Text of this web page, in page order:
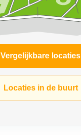
Vergelijkbare locaties
Locaties in de buurt